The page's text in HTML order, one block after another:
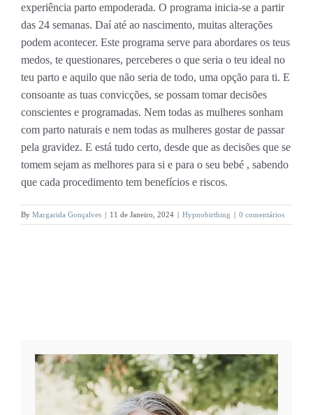
experiência parto empoderada. O programa inicia-se a partir
das 24 semanas. Daí até ao nascimento, muitas alterações
podem acontecer. Este programa serve para abordares os teus
medos, te questionares, perceberes o que seria o teu ideal no
teu parto e aquilo que não seria de todo, uma opção para ti. E
consoante as tuas convicções, se possam tomar decisões
conscientes e programadas. Nem todas as mulheres sonham
com parto naturais e nem todas as mulheres gostar de passar
pela gravidez. E está tudo certo, desde que as decisões que se
tomem sejam as melhores para si e para o seu bebé , sabendo
que cada procedimento tem benefícios e riscos.
By Margarida Gonçalves | 11 de Janeiro, 2024 | Hypnobirthing | 0 comentários